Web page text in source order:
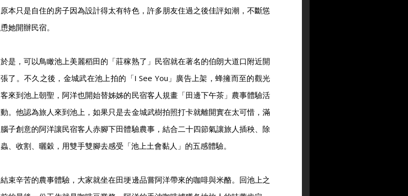
原本只是自住的房子因為設計得太有特色，許多朋友住過之後佳評如潮，不斷慫
恿她開辦民宿。
於是，可以鳥瞰池上美麗稻田的「莊稼熟了」民宿就在著名的伯朗大道口附近開
張了。不久之後，金城武在池上拍的「I See You」廣告上架，蜂擁而至的觀光
客來到池上朝聖，阿洋也開始替姊姊的民宿客人規畫「田邊下午茶」農事體驗活
動。他認為旅人來到池上，如果只是去金城武樹拍照打卡就離開實在太可惜，滿
腦子創意的阿洋讓民宿客人赤腳下田體驗農事，結合二十四節氣讓旅人插秧、除
蟲、收割、曬穀，用雙手雙腳去感受「池上土會黏人」的五感體驗。
結束辛苦的農事體驗，大家就坐在田埂邊品嘗阿洋帶來的咖啡與米酪。回池上之